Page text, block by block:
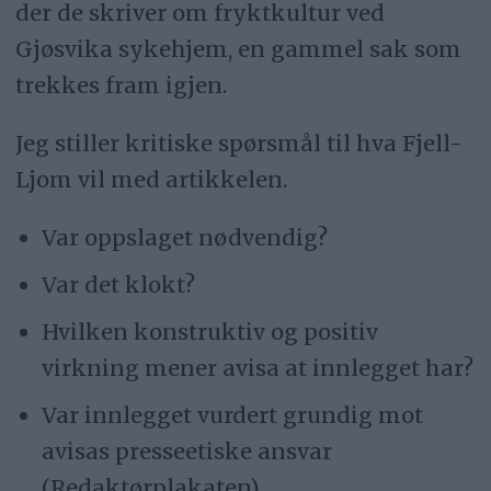
der de skriver om fryktkultur ved
Gjøsvika sykehjem, en gammel sak som
trekkes fram igjen.
Jeg stiller kritiske spørsmål til hva Fjell-
Ljom vil med artikkelen.
Var oppslaget nødvendig?
Var det klokt?
Hvilken konstruktiv og positiv
virkning mener avisa at innlegget har?
Var innlegget vurdert grundig mot
avisas presseetiske ansvar